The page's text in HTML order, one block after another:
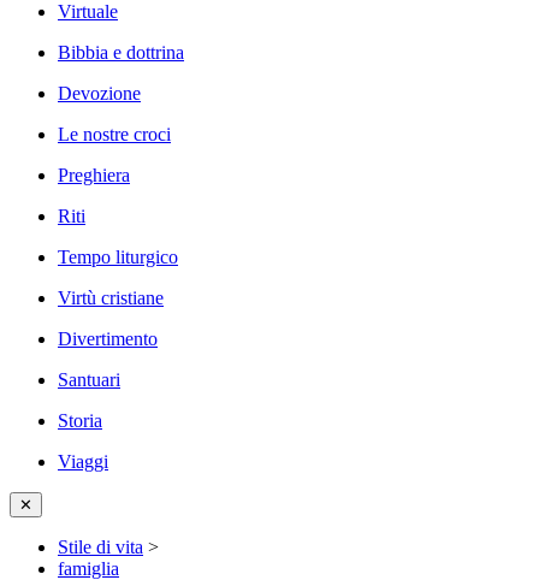
Virtuale
Bibbia e dottrina
Devozione
Le nostre croci
Preghiera
Riti
Tempo liturgico
Virtù cristiane
Divertimento
Santuari
Storia
Viaggi
✕
Stile di vita >
famiglia